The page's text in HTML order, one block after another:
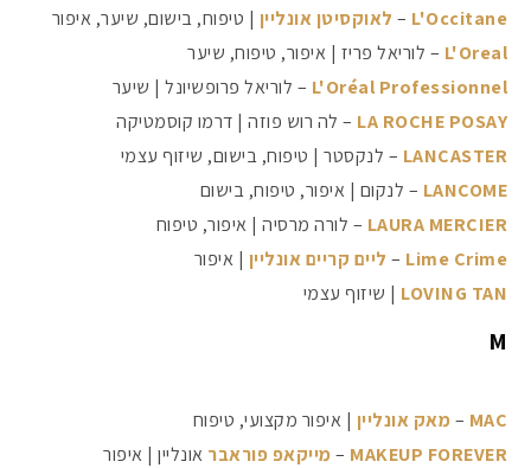
L'Occitane
– לאוקסיטן אונליין | טיפוח, בישום, שיער, איפור
L'Oreal – לוריאל פריז | איפור, טיפוח, שיער
L'Oréal Professionnel – לוריאל פרופשיונל | שיער
LA ROCHE POSAY – לה רוש פוזה | דרמו קוסמטיקה
LANCASTER – לנקסטר | טיפוח, בישום, שיזוף עצמי
LANCOME – לנקום | איפור, טיפוח, בישום
LAURA MERCIER – לורה מרסיה | איפור, טיפוח
Lime Crime
– ליים קריים אונליין | איפור
LOVING TAN | שיזוף עצמי
M
MAC
– מאק אונליין | איפור מקצועי, טיפוח
MAKEUP FOREVER
– מייקאפ פוראבר אונליין | איפור